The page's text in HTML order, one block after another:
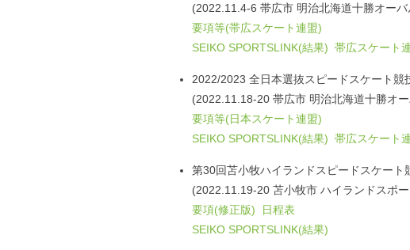
(2022.11.4-6 帯広市 明治北海道十勝オーバ
要項等(帯広スケート連盟)
SEIKO SPORTSLINK(結果) 帯広スケート
2022/2023 全日本選抜スピードスケート競
(2022.11.18-20 帯広市 明治北海道十勝オ
要項等(日本スケート連盟)
SEIKO SPORTSLINK(結果) 帯広スケート
第30回苫小牧ハイランドスピードスケー
(2022.11.19-20 苫小牧市 ハイランドスポ
要項(修正版)
日程表
SEIKO SPORTSLINK(結果)